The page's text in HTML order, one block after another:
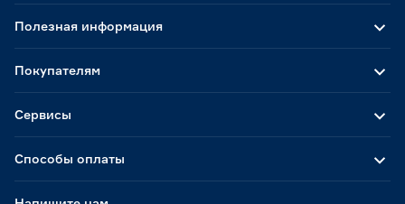
Способы оплаты
Полезная информация
Покупателям
Сервисы